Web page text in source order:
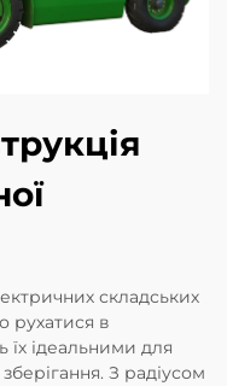
складських
рухатися в
ідеальними для
З радіусом